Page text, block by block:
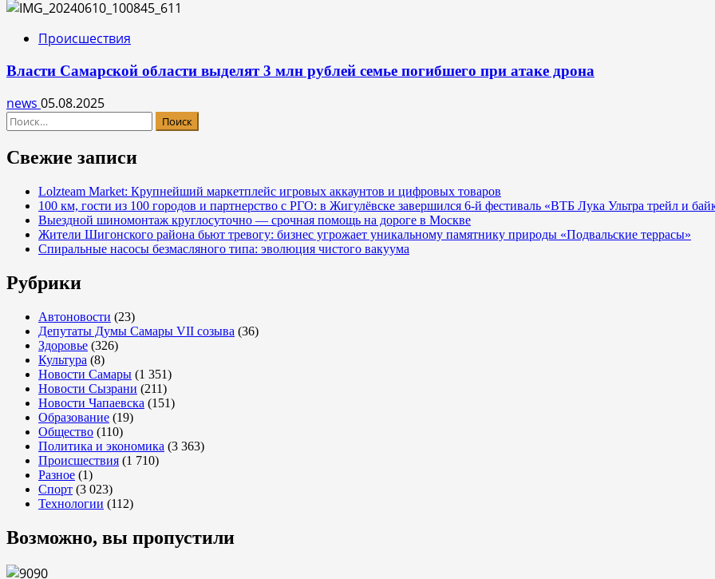
Происшествия
Власти Самарской области выделят 3 млн рублей семье погибшего при атаке дрона
news 05.08.2025
Найти:
Свежие записи
Lolzteam Market: Крупнейший маркетплейс игровых аккаунтов и цифровых товаров
100 км, гости из 100 городов и партнерство с РГО: в Жигулёвске завершился 6-й фестиваль «ВТБ Лука Ультра трейл и
Выездной шиномонтаж круглосуточно — срочная помощь на дороге в Москве
Жители Шигонского района бьют тревогу: бизнес угрожает уникальному памятнику природы «Подвальские террасы»
Спиральные насосы безмасляного типа: эволюция чистого вакуума
Рубрики
Автоновости (23)
Депутаты Думы Самары VII созыва (36)
Здоровье (326)
Культура (8)
Новости Самары (1 351)
Новости Сызрани (211)
Новости Чапаевска (151)
Образование (19)
Общество (110)
Политика и экономика (3 363)
Происшествия (1 710)
Разное (1)
Спорт (3 023)
Технологии (112)
Возможно, вы пропустили